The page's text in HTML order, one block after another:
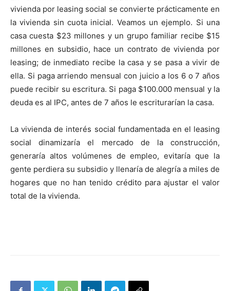
vivienda por leasing social se convierte prácticamente en
la vivienda sin cuota inicial. Veamos un ejemplo. Si una
casa cuesta $23 millones y un grupo familiar recibe $15
millones en subsidio, hace un contrato de vivienda por
leasing; de inmediato recibe la casa y se pasa a vivir de
ella. Si paga arriendo mensual con juicio a los 6 o 7 años
puede recibir su escritura. Si paga $100.000 mensual y la
deuda es al IPC, antes de 7 años le escriturarían la casa.
La vivienda de interés social fundamentada en el leasing
social dinamizaría el mercado de la construcción,
generaría altos volúmenes de empleo, evitaría que la
gente perdiera su subsidio y llenaría de alegría a miles de
hogares que no han tenido crédito para ajustar el valor
total de la vivienda.